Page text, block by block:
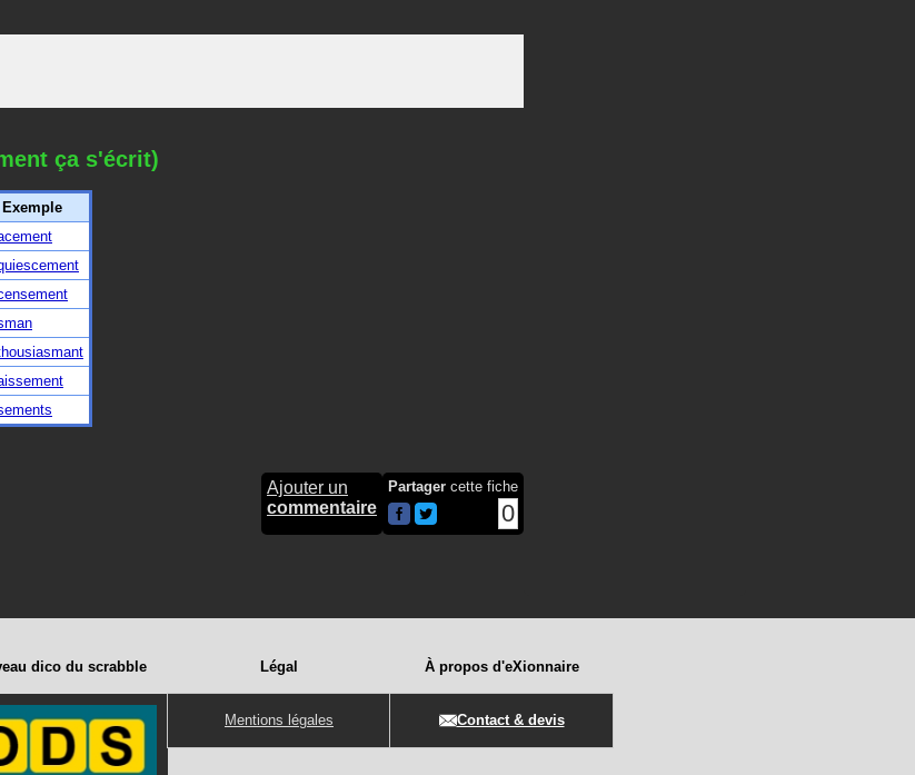
ça s'écrit)
Exemple
Ajouter un
commentaire
Partager cette fiche
0
dico du scrabble Légal
Mentions légales
À propos d'eXionnaire
Contact & devis